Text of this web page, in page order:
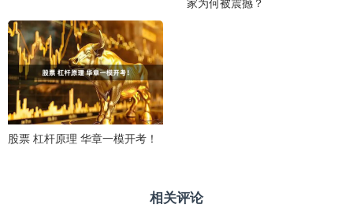
股票 杠杆原理 华章一模开考！
相关评论